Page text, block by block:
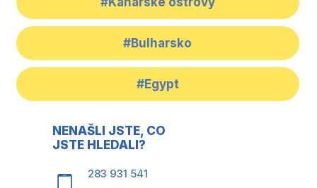
#Bulharsko
#Egypt
NENAŠLI JSTE, CO
JSTE HLEDALI?
283 931 541